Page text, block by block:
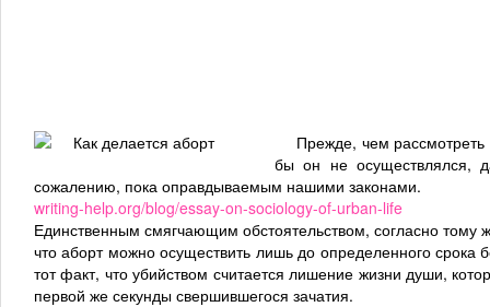
Прежде, чем рассмотреть
бы он не осуществлялся,
сожалению, пока оправдываемым нашими законами.
writing-help.org/blog/essay-on-sociology-of-urban-life
Единственным смягчающим обстоятельством, согласно тому
что аборт можно осуществить лишь до определенного срока
тот факт, что убийством считается лишение жизни души,
первой же секунды свершившегося зачатия.